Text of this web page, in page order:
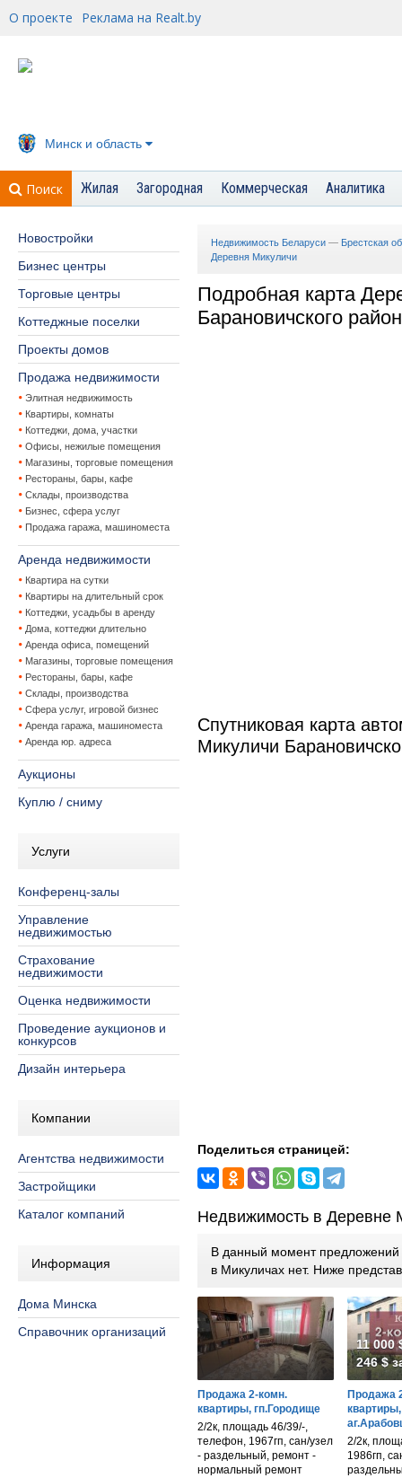
О проекте Реклама на Realt.by
Минск и область
Поиск Жилая Загородная Коммерческая Аналитика
Новостройки
Бизнес центры
Торговые центры
Коттеджные поселки
Проекты домов
Продажа недвижимости
Элитная недвижимость
Квартиры, комнаты
Коттеджи, дома, участки
Офисы, нежилые помещения
Магазины, торговые помещения
Рестораны, бары, кафе
Склады, производства
Бизнес, сфера услуг
Продажа гаража, машиноместа
Аренда недвижимости
Квартира на сутки
Квартиры на длительный срок
Коттеджи, усадьбы в аренду
Дома, коттеджи длительно
Аренда офиса, помещений
Магазины, торговые помещения
Рестораны, бары, кафе
Склады, производства
Сфера услуг, игровой бизнес
Аренда гаража, машиноместа
Аренда юр. адреса
Аукционы
Куплю / сниму
Услуги
Конференц-залы
Управление
недвижимостью
Страхование
недвижимости
Оценка недвижимости
Проведение аукционов и
конкурсов
Дизайн интерьера
Компании
Агентства недвижимости
Застройщики
Каталог компаний
Информация
Дома Минска
Справочник организаций
Недвижимость Беларуси — Брестская
Деревня Микуличи
Подробная карта
Барановичского
Спутниковая карта
Микуличи
Поделиться страницей:
Недвижимость в Деревне
В данный момент предложений
в Микуличах нет. Ниже
Продажа 2-комн.
квартиры, гп.Городище
2/2к, площадь 46/39/-,
телефон, 1967гп, сан/узел
- раздельный, ремонт -
нормальный ремонт
11 000
246 $
Продажа
квартиры,
2/2к,
1986гп,